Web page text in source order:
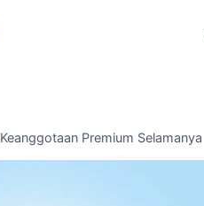
Keanggotaan Premium Selamanya